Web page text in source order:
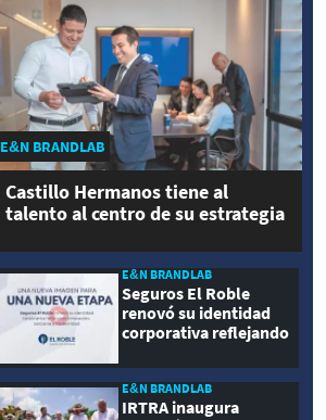
E&N BRANDLAB
Castillo Hermanos tiene al
talento al centro de su estrategia
E&N BRANDLAB
Seguros El Roble
renovó su identidad
corporativa reflejando
modernidad
E&N BRANDLAB
IRTRA inaugura